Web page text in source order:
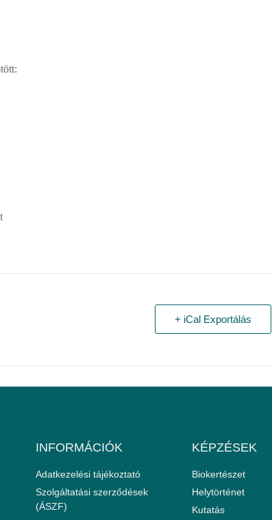
+ iCal Exportálás
INFORMÁCIÓK
Adatkezelési tájékoztató
Szolgáltatási szerződések
(ÁSZF)
KÉPZÉSEK
Biokertészet
Helytörténet
Kutatás